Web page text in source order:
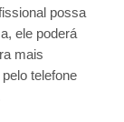
possa
ele poderá
mais
telefone